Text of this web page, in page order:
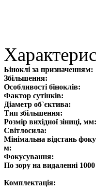
Біноклі за призначенням:
Збільшення:
Особливості біноклів:
Фактор сутінків:
Діаметр об`єктива:
Тип збільшення:
Розмір вихідної зіниці, мм:
Світлосила:
Мінімальна відстань
м:
Фокусування:
По зору на видаленні
Комплектація: